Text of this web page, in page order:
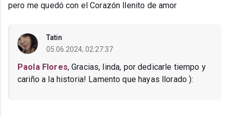
pero me quedó con el Corazón llenito de amor
Tatin
05.06.2024, 02:27:37
Paola Flores, Gracias, linda, por dedicarle tiempo y
cariño a la historia! Lamento que hayas llorado ):